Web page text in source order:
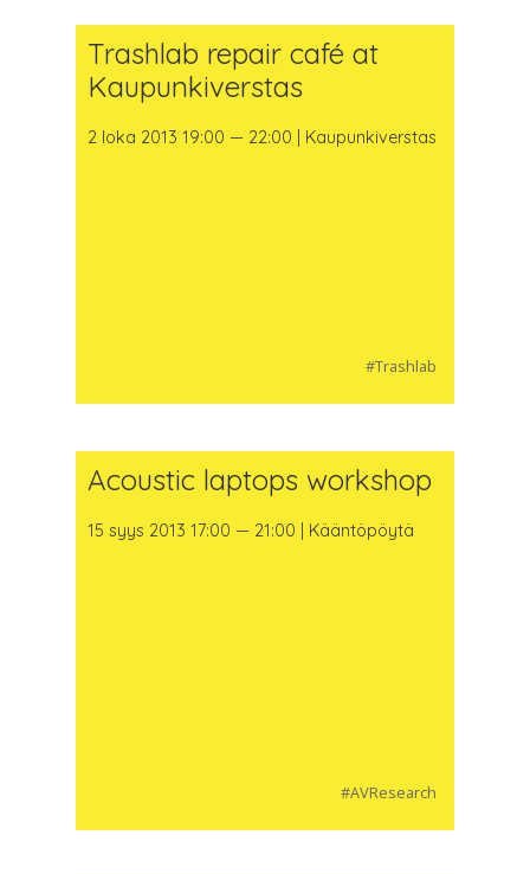
Trashlab repair café at
Kaupunkiverstas
2 loka 2013 19:00 — 22:00 | Kaupunkiverstas
#Trashlab
Acoustic laptops workshop
15 syys 2013 17:00 — 21:00 | Kääntöpöytä
#AVResearch